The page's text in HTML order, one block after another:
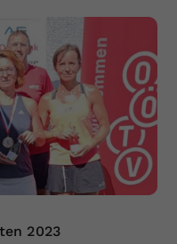
2023
Ihre Consent-
anderem eine
ID, für die
Ihrer
falls der
dies eingestellt